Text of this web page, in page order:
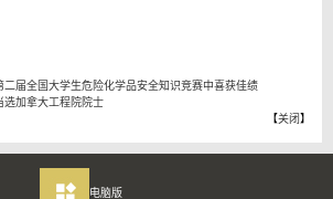
二届全国大学生危险化学品安全知识竞赛中喜获佳绩
选加拿大工程院院士
【关闭】
电脑版